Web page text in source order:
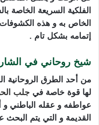
الفلكية السريعة الخاصة
الخاص به و هذه
إتمامه بشكل تام .
شيخ روحاني في
من أحد الطرق الروحانية
لها قوة خاصة في جلب
عواطفه و عقله الباطني
القديمة و التي يتم البحث